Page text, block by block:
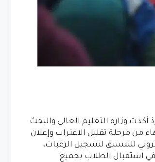
يتزايد عليها البحث، إذ أكدت وزارة التعليم العالي والبحث
سينطلق عقب الانتهاء من مرحلة تقليل الاغتراب وإعلان
للتنسيق لتسجيل الرغبات،
استقبال الطلاب بجميع